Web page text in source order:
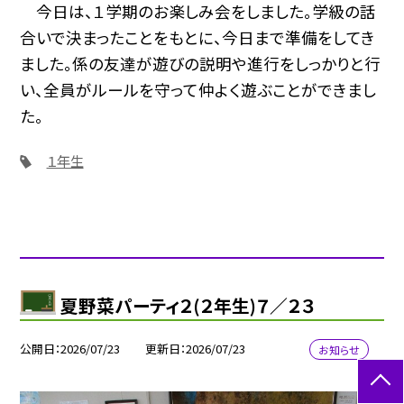
今日は、１学期のお楽しみ会をしました。学級の話
合いで決まったことをもとに、今日まで準備をしてき
ました。係の友達が遊びの説明や進行をしっかりと行
い、全員がルールを守って仲よく遊ぶことができまし
た。
１年生
夏野菜パーティ２(２年生)７／２３
公開日 2026/07/23 更新日 2026/07/23 お知らせ